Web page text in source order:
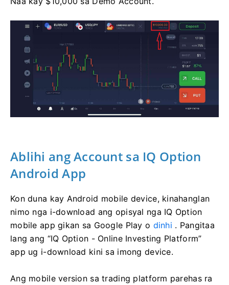
Ablihi ang Account sa IQ Option
Android App
Kon duna kay Android mobile device, kinahanglan
nimo nga i-download ang opisyal nga IQ Option
mobile app gikan sa Google Play o dinhi . Pangitaa
lang ang “IQ Option - Online Investing Platform”
app ug i-download kini sa imong device.
Ang mobile version sa trading platform parehas ra